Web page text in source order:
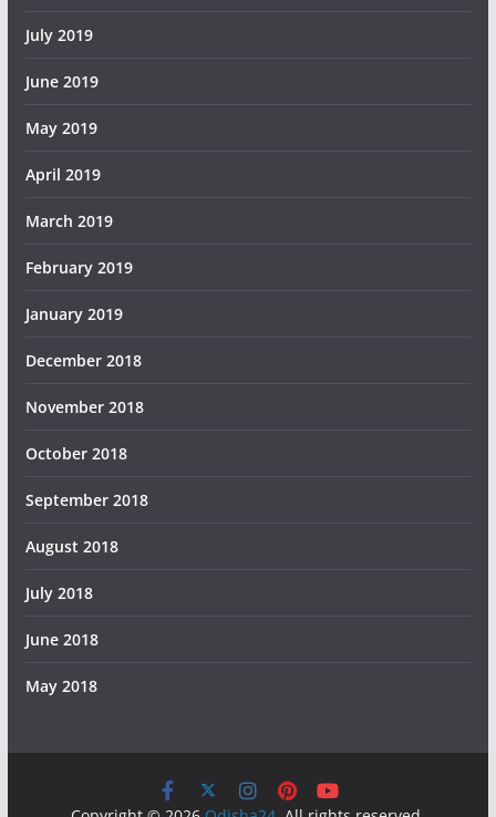
July 2019
June 2019
May 2019
April 2019
March 2019
February 2019
January 2019
December 2018
November 2018
October 2018
September 2018
August 2018
July 2018
June 2018
May 2018